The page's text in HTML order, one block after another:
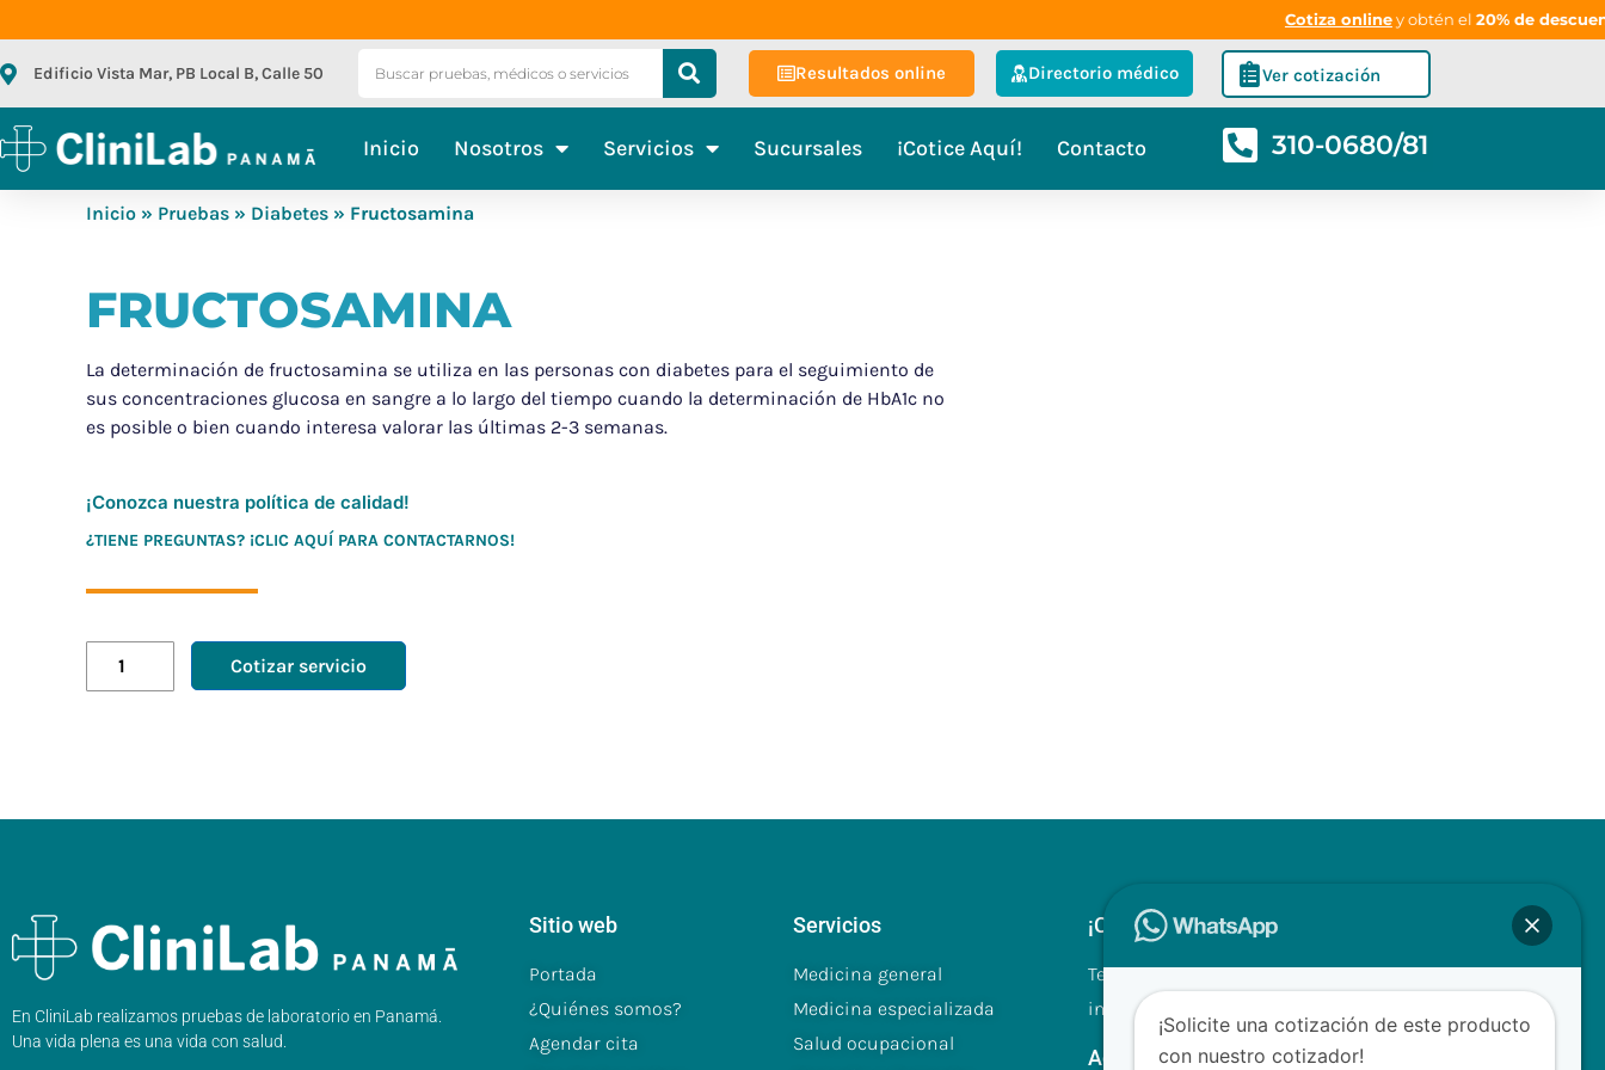
Cotiza onliney obtén el20% de descuento
Edificio Vista Mar, PB Local B, Calle 50 Resultados online Directorio médico Ver cotización
Inicio Nosotros Servicios Sucursales ¡Cotice Aquí! Contacto 310-0680/81
Inicio » Pruebas » Diabetes » Fructosamina
FRUCTOSAMINA
La determinación de fructosamina se utiliza en las personas con diabetes para el seguimiento de
sus concentraciones glucosa en sangre a lo largo del tiempo cuando la determinación de HbA1c no
es posible o bien cuando interesa valorar las últimas 2-3 semanas.
¡Conozca nuestra política de calidad!
¿TIENE PREGUNTAS? ¡CLIC AQUÍ PARA CONTACTARNOS!
Cotizar servicio
En CliniLab realizamos pruebas de laboratorio en Panamá.
Una vida plena es una vida con salud.
Sitio web
Portada
¿Quiénes somos?
Agendar cita
Servicios
Medicina general
Medicina especializada
Salud ocupacional
¡Contáctenos!
Tel.: +507 310 0680/81
info@clinilabpanama.com
Aceptamos
¡Solicite una cotización de este producto
con nuestro cotizador!